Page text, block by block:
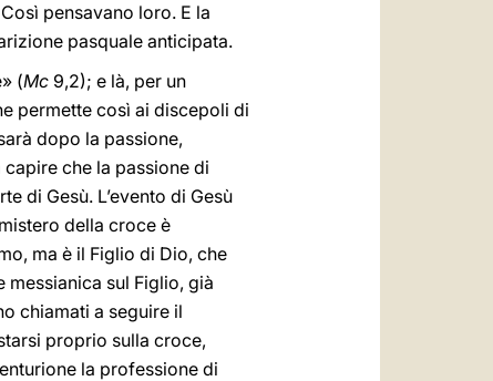
pensavano loro. E la
pasquale anticipata.
(Mc 9,2); e là, per un
permette così ai discepoli di
dopo la passione,
che la passione di
di Gesù. L’evento di Gesù
della croce è
ma è il Figlio di Dio, che
sul Figlio, già
chiamati a seguire il
proprio sulla croce,
la professione di